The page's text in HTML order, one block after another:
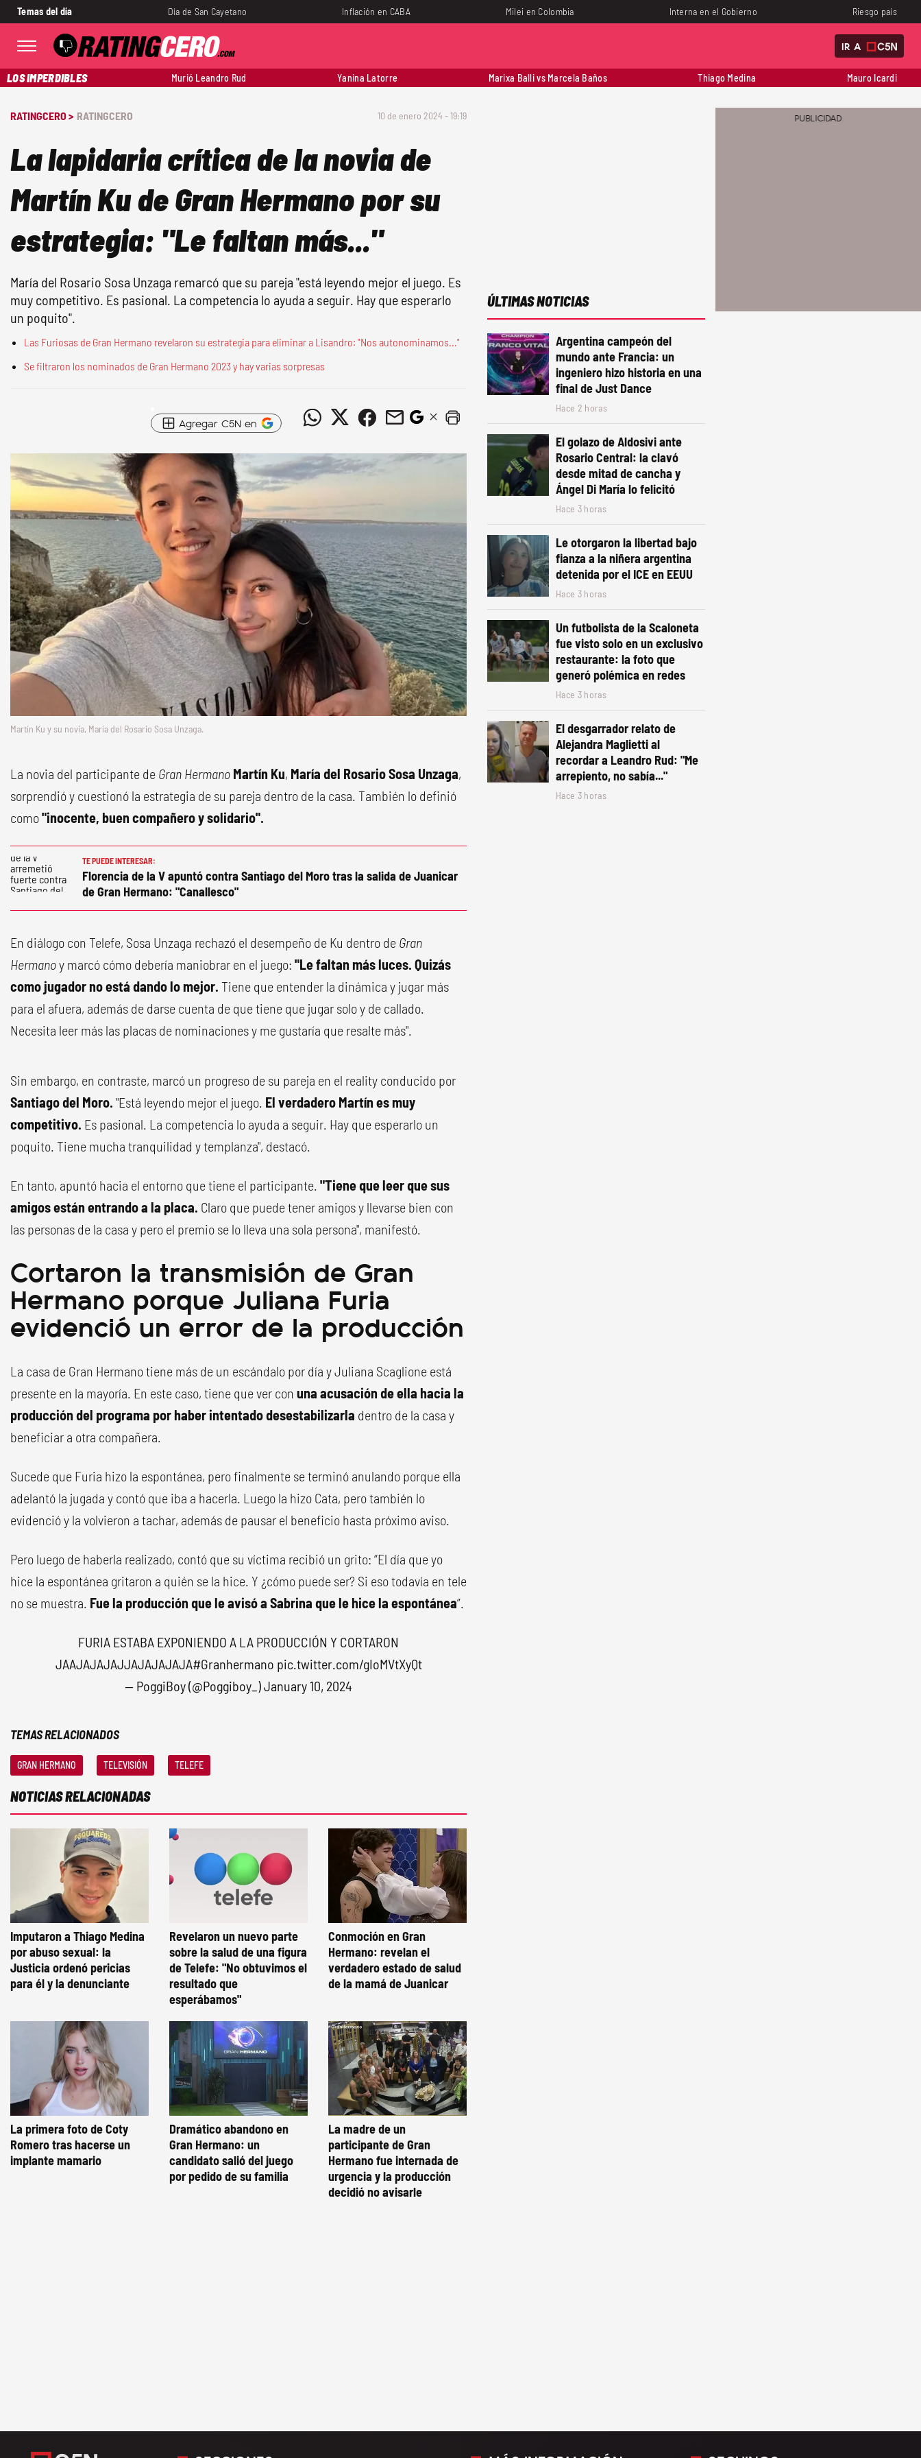
Temas del día Día de San Cayetano Inflación en CABA Milei en Colombia Interna en el Gobierno Riesgo país
IR A
LOS IMPERDIBLES Murió Leandro Rud Yanina Latorre Marixa Balli vs Marcela Baños Thiago Medina Mauro Icardi
RATINGCERO > RATINGCERO 10 de enero 2024 - 19:19
La lapidaria crítica de la novia de
Martín Ku de Gran Hermano por su
estrategia: "Le faltan más..."
María del Rosario Sosa Unzaga remarcó que su pareja "está leyendo mejor el juego. Es
muy competitivo. Es pasional. La competencia lo ayuda a seguir. Hay que esperarlo
un poquito".
Las Furiosas de Gran Hermano revelaron su estrategia para eliminar a Lisandro: "Nos autonominamos..."
Se filtraron los nominados de Gran Hermano 2023 y hay varias sorpresas
Agregar C5N en
Martín Ku y su novia, María del Rosario Sosa Unzaga.
La novia del participante de Gran Hermano Martín Ku, María del Rosario Sosa Unzaga,
sorprendió y cuestionó la estrategia de su pareja dentro de la casa. También lo definió
como"inocente, buen compañero y solidario".
TE PUEDE INTERESAR:
Florencia de la V apuntó contra Santiago del Moro tras la salida de Juanicar
de Gran Hermano: "Canallesco"
En diálogo con Telefe, Sosa Unzaga rechazó el desempeño de Ku dentro de Gran
Hermanoy marcó cómo debería maniobrar en el juego: "Le faltan más luces. Quizás
como jugador no está dando lo mejor. Tiene que entender la dinámica y jugar más
para el afuera, además de darse cuenta de que tiene que jugar solo y de callado.
Necesita leer más las placas de nominaciones y me gustaría que resalte más".
Sin embargo, en contraste, marcó un progreso de su pareja en el reality conducido por
Santiago del Moro. "Está leyendo mejor el juego. El verdadero Martín es muy
competitivo. Es pasional. La competencia lo ayuda a seguir. Hay que esperarlo un
poquito. Tiene mucha tranquilidad y templanza", destacó.
En tanto, apuntó hacia el entorno que tiene el participante. "Tiene que leer que sus
amigos están entrando a la placa. Claro que puede tener amigos y llevarse bien con
las personas de la casa y pero el premio se lo lleva una sola persona", manifestó.
Cortaron la transmisión de Gran
Hermano porque Juliana Furia
evidenció un error de la producción
La casa de Gran Hermano tiene más de un escándalo por día y Juliana Scaglione está
presente en la mayoría. En este caso, tiene que ver con una acusación de ella hacia la
producción del programa por haber intentado desestabilizarla dentro de la casa y
beneficiar a otra compañera.
Sucede que Furia hizo la espontánea, pero finalmente se terminó anulando porque ella
adelantó la jugada y contó que iba a hacerla. Luego la hizo Cata, pero también lo
evidenció y la volvieron a tachar, además de pausar el beneficio hasta próximo aviso.
Pero luego de haberla realizado, contó que su víctima recibió un grito: “El día que yo
hice la espontánea gritaron a quién se la hice. Y ¿cómo puede ser? Si eso todavía en tele
no se muestra. Fue la producción que le avisó a Sabrina que le hice la espontánea”.
FURIA ESTABA EXPONIENDO A LA PRODUCCIÓN Y CORTARON
JAAJAJAJAJJAJAJAJAJA#Granhermano pic.twitter.com/gIoMVtXyQt
— PoggiBoy (@Poggiboy_)January 10, 2024
TEMAS RELACIONADOS
GRAN HERMANO TELEVISIÓN TELEFE
NOTICIAS RELACIONADAS
Imputaron a Thiago Medina
por abuso sexual: la
Justicia ordenó pericias
para él y la denunciante
Revelaron un nuevo parte
sobre la salud de una figura
de Telefe: "No obtuvimos el
resultado que
esperábamos"
Conmoción en Gran
Hermano: revelan el
verdadero estado de salud
de la mamá de Juanicar
La primera foto de Coty
Romero tras hacerse un
implante mamario
Dramático abandono en
Gran Hermano: un
candidato salió del juego
por pedido de su familia
La madre de un
participante de Gran
Hermano fue internada de
urgencia y la producción
decidió no avisarle
ÚLTIMAS NOTICIAS
Argentina campeón del
mundo ante Francia: un
ingeniero hizo historia en una
final de Just Dance
Hace 2 horas
El golazo de Aldosivi ante
Rosario Central: la clavó
desde mitad de cancha y
Ángel Di María lo felicitó
Hace 3 horas
Le otorgaron la libertad bajo
fianza a la niñera argentina
detenida por el ICE en EEUU
Hace 3 horas
Un futbolista de la Scaloneta
fue visto solo en un exclusivo
restaurante: la foto que
generó polémica en redes
Hace 3 horas
El desgarrador relato de
Alejandra Maglietti al
recordar a Leandro Rud: "Me
arrepiento, no sabía..."
Hace 3 horas